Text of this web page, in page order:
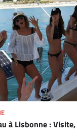
à Lisbonne :